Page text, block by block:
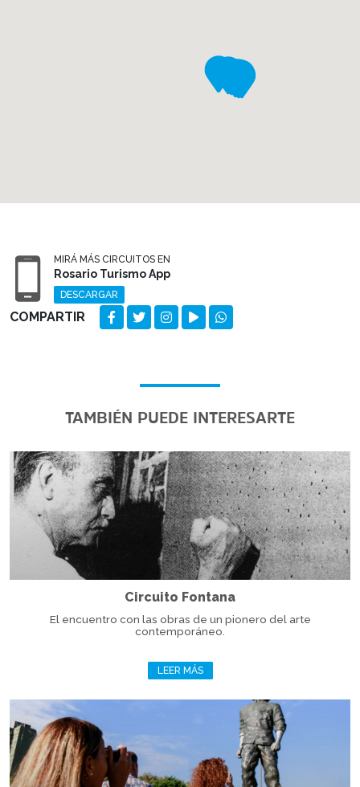
MIRÁ MÁS CIRCUITOS EN
Rosario Turismo App
DESCARGAR
COMPARTIR
TAMBIÉN PUEDE INTERESARTE
Circuito Fontana
El encuentro con las obras de un pionero del arte
contemporáneo.
LEER MÁS